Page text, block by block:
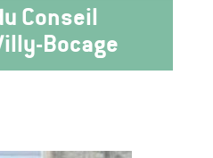
Conseil
Bocage